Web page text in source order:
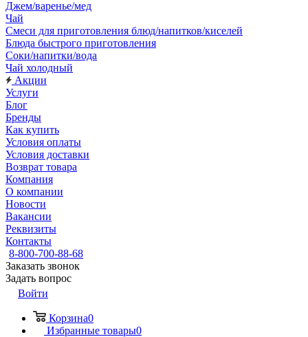
Джем/варенье/мед
Чай
Смеси для приготовления блюд/напитков/киселей
Блюда быстрого приготовления
Соки/напитки/вода
Чай холодный
Акции
Услуги
Блог
Бренды
Как купить
Условия оплаты
Условия доставки
Возврат товара
Компания
О компании
Новости
Вакансии
Реквизиты
Контакты
8-800-700-88-68
Заказать звонок
Задать вопрос
Войти
Корзина0
Избранные товары0